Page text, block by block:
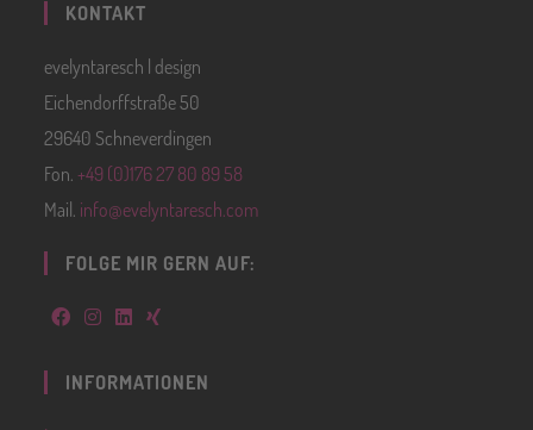
KONTAKT
evelyntaresch | design
Eichendorffstraße 50
29640 Schneverdingen
Fon.+49 (0)176 27 80 89 58
Mail. info@evelyntaresch.com
FOLGE MIR GERN AUF:
INFORMATIONEN